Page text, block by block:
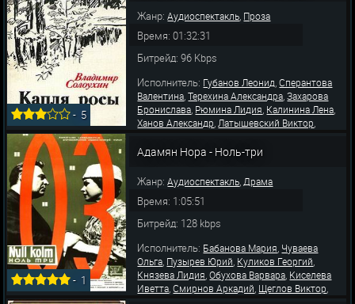
- 5
Жанр:Аудиоспектакль, Проза
Время: 01:32:31
Битрейд: 96 Kbps
Исполнитель: Губанов Леонид,Сперантова
Валентина,Терехина Александра,Захарова
Бронислава, Рюмина Лидия, Калинина Лена,
Ханов Александр,Латышевский Виктор,
Валентина
- 1
Адамян Нора - Ноль-три
Жанр:Аудиоспектакль,Драма
Время: 1:05:51
Битрейд: 128 kbps
Исполнитель: Бабанова Мария, Чуваева
Ольга, Пузырев Юрий, Куликов Георгий,
Князева Лидия,Обухова Варвара, Киселева
Иветта,Смирнов Аркадий, Щеглов Виктор,